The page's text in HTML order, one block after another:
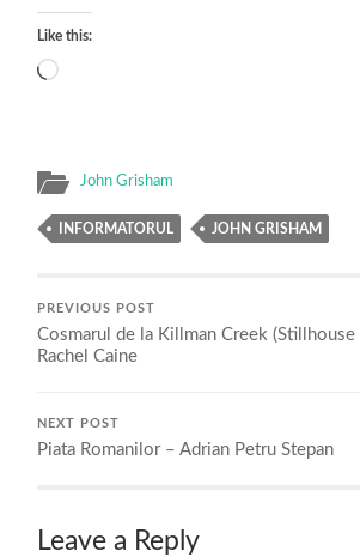
Like this:
Loading…
John Grisham
INFORMATORUL JOHN GRISHAM
PREVIOUS POST
Cosmarul de la Killman Creek
Rachel Caine
NEXT POST
Piata Romanilor – Adrian Petru Stepan
Leave a Reply